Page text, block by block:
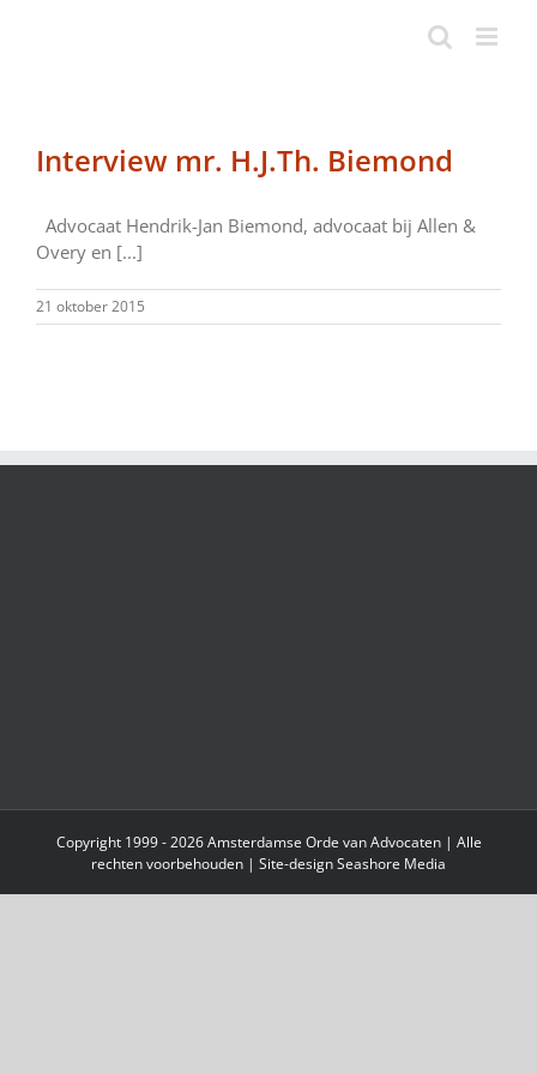
Interview mr. H.J.Th. Biemond
Advocaat Hendrik-Jan Biemond, advocaat bij Allen &
Overy en [...]
21 oktober 2015
Copyright 1999 - 2026 Amsterdamse Orde van Advocaten | Alle
rechten voorbehouden | Site-designSeashore Media